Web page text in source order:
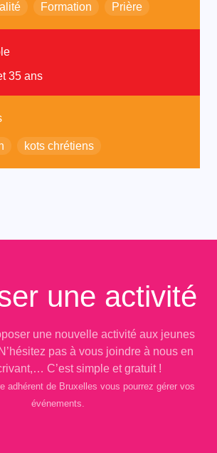
Formation Prière
35 ans
kots chrétiens
une activité
une nouvelle activité aux jeunes
pas à vous joindre à nous en
C’est simple et gratuit !
adhérent de Bruxelles vous pourrez gérer vos
événements.